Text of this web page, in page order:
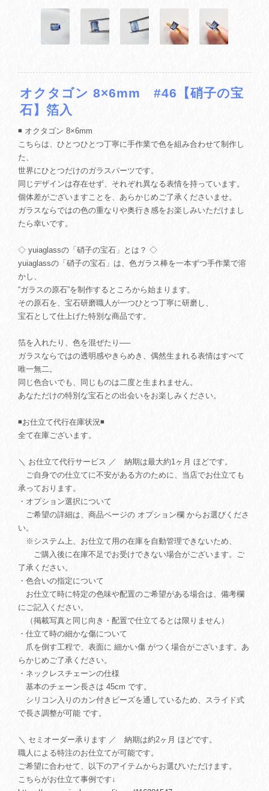
オクタゴン 8×6mm #46【硝子の宝
石】箔入
◾️ オクタゴン 8×6mm
こちらは、ひとつひとつ丁寧に手作業で色を組み合わせて制作し
た、
世界にひとつだけのガラスパーツです。
同じデザインは存在せず、それぞれ異なる表情を持っています。
個体差がございますことを、あらかじめご了承くださいませ。
ガラスならではの色の重なりや奥行き感をお楽しみいただけまし
たら幸いです。
◇ yuiaglassの「硝子の宝石」とは？ ◇
yuiaglassの「硝子の宝石」は、色ガラス棒を一本ずつ手作業で溶
かし、
“ガラスの原石”を制作するところから始まります。
その原石を、宝石研磨職人が一つひとつ丁寧に研磨し、
宝石として仕上げた特別な商品です。
箔を入れたり、色を混ぜたり──
ガラスならではの透明感やきらめき、偶然生まれる表情はすべて
唯一無二。
同じ色合いでも、同じものは二度と生まれません。
あなただけの特別な宝石との出会いをお楽しみください。
◾️お仕立て代行在庫状況◾️
全て在庫ございます。
＼ お仕立て代行サービス ／ 納期は最大約1ヶ月 ほどです。
ご自身での仕立てに不安がある方のために、当店でお仕立ても
承っております。
・オプション選択について
ご希望の詳細は、商品ページの オプション欄 からお選びくださ
い。
※システム上、お仕立て用の在庫を自動管理できないため、
ご購入後に在庫不足でお受けできない場合がございます。ご
了承ください。
・色合いの指定について
お仕立て時に特定の色味や配置のご希望がある場合は、備考欄
にご記入ください。
（掲載写真と同じ向き・配置で仕立てるとは限りません）
・仕立て時の細かな傷について
爪を倒す工程で、表面に 細かい傷 がつく場合がございます。あ
らかじめご了承ください。
・ネックレスチェーンの仕様
基本のチェーン長さは 45cm です。
シリコン入りのカン付きビーズを通しているため、スライド式
で長さ調整が可能 です。
＼ セミオーダー承ります ／ 納期は約2ヶ月 ほどです。
職人による特注のお仕立てが可能です。
ご希望に合わせて、以下のアイテムからお選びいただけます。
こちらがお仕立て事例です↓